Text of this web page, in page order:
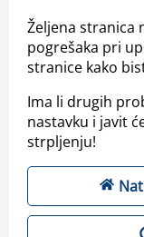
Željena stranica
pogrešaka pri
stranice kako
Ima li drugih
nastavku i javit
strpljenju!